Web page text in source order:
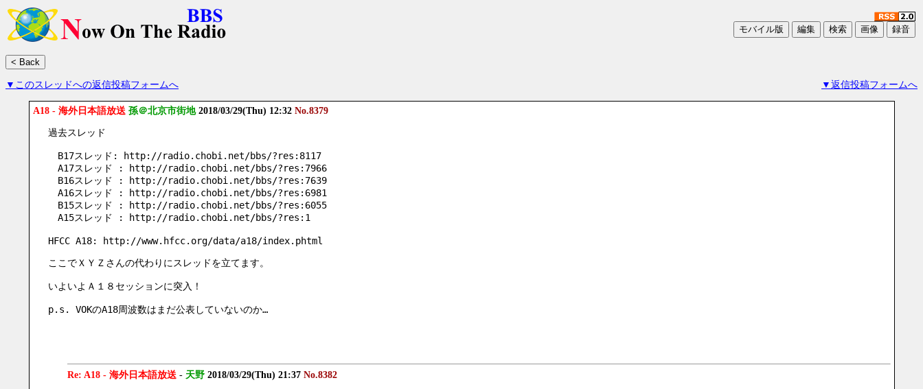
▼このスレッドへの返信投稿フォームへ ▼返信投稿フォームへ
A18 - 海外日本語放送 孫＠北京市街地 2018/03/29(Thu) 12:32 No.8379
過去スレッド
B17スレッド: http://radio.chobi.net/bbs/?res:8117
A17スレッド : http://radio.chobi.net/bbs/?res:7966
B16スレッド : http://radio.chobi.net/bbs/?res:7639
A16スレッド : http://radio.chobi.net/bbs/?res:6981
B15スレッド : http://radio.chobi.net/bbs/?res:6055
A15スレッド : http://radio.chobi.net/bbs/?res:1
HFCC A18: http://www.hfcc.org/data/a18/index.phtml
ここでＸＹＺさんの代わりにスレッドを立てます。
いよいよＡ１８セッションに突入！
p.s. VOKのA18周波数はまだ公表していないのか…
Re: A18 - 海外日本語放送- 天野 2018/03/29(Thu) 21:37 No.8382